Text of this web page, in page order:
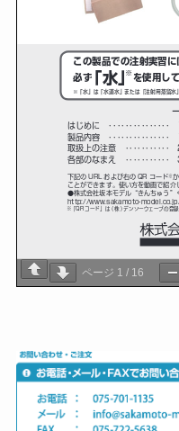
ページ 1 / 16